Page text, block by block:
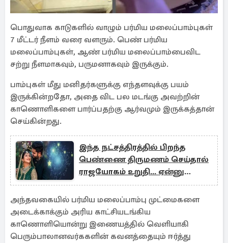
பொதுவாக காடுகளில் வாழும் பர்மிய மலைப்பாம்புகள்
7 மீட்டர் நீளம் வரை வளரும். பெண் பர்மிய
மலைப்பாம்புகள், ஆண் பர்மிய மலைப்பாம்பைவிட
சற்று நீளமாகவும், பருமனாகவும் இருக்கும்.
பாம்புகள் மீது மனிதர்களுக்கு எந்தளவுக்கு பயம்
இருக்கின்றதோ, அதை விட பல மடங்கு அவற்றின்
காணொளிகளை பார்ப்பதற்கு ஆர்வமும் இருக்கத்தான்
செய்கின்றது.
இந்த நட்சத்திரத்தில் பிறந்த
பெண்ணை திருமணம் செய்தால்
ராஜயோகம் உறுதி... ஏன்னு
தெரியுமா?
அந்தவகையில் பர்மிய மலைப்பாம்பு முட்மைகளை
அடைக்காக்கும் அரிய காட்சியடங்கிய
காணொளியொன்று இணையத்தில் வெளியாகி
பெரும்பாலானவர்ககளின் கவனத்தையும் ஈர்த்து